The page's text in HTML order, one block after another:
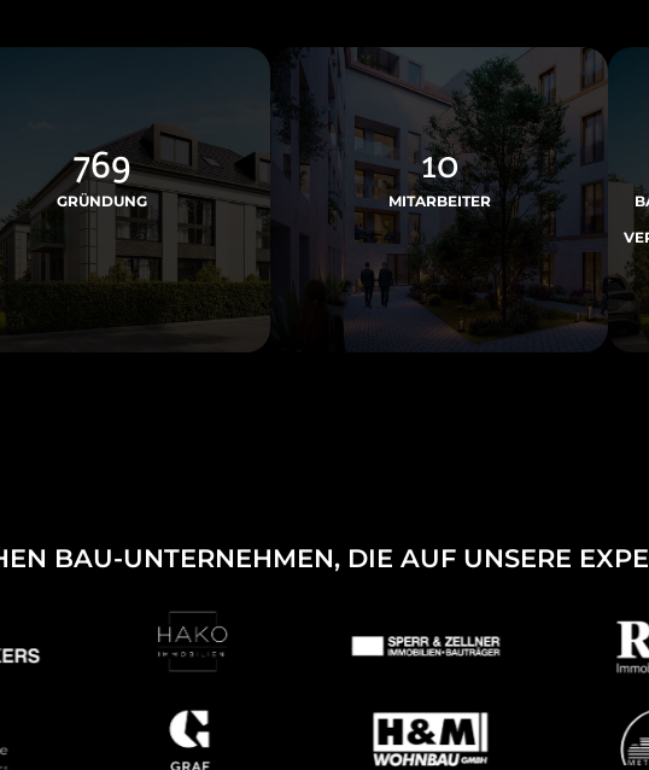
GRÜNDUNG
1977
MITARBEITER
27
BAU-UNTERNEHMEN, DIE AUF UNSERE